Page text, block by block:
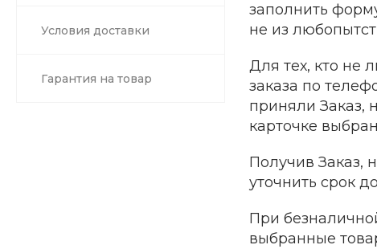
Условия доставки
Гарантия на товар
заполнить
не из
Для тех, кто не
заказа по
приняли Заказ,
карточке
Получив Заказ,
уточнить срок
При
выбранные